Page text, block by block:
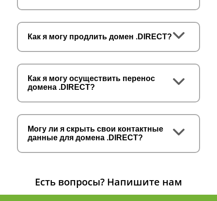
Как я могу продлить домен .DIRECT?
Как я могу осуществить перенос
домена .DIRECT?
Могу ли я скрыть свои контактные
данные для домена .DIRECT?
Есть вопросы? Напишите нам